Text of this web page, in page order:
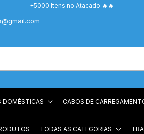
+5000 Itens no Atacado 🔥🔥
DOMÉSTICAS CABOS DE
TODAS AS CATEGORIAS